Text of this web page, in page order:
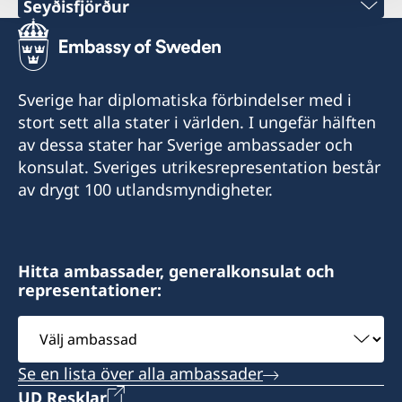
Sveriges honorärkonsulat Akureyri
Honorärkonsul Eva Halapi
Tel. +354 891 87 77
E-post: eva.halapi@gmail.com
Munkaþverárstræti 3
600 Akureyri
Island
Seyðisfjörður
Sveriges honorärkonsulat Seyðisfjörður
Honorärkonsul Hanna Christel Sigurkarlsdóttir
Tel. +354 847 7207
E-post: hannachristel@gmail.com
Fossgata 4
710 Seyðisfjörður
Sverige har diplomatiska förbindelser med i
stort sett alla stater i världen. I ungefär hälften
av dessa stater har Sverige ambassader och
konsulat. Sveriges utrikesrepresentation består
av drygt 100 utlandsmyndigheter.
Hitta ambassader, generalkonsulat och
representationer:
Välj
ambassad
Se en lista över alla ambassader
UD Resklar